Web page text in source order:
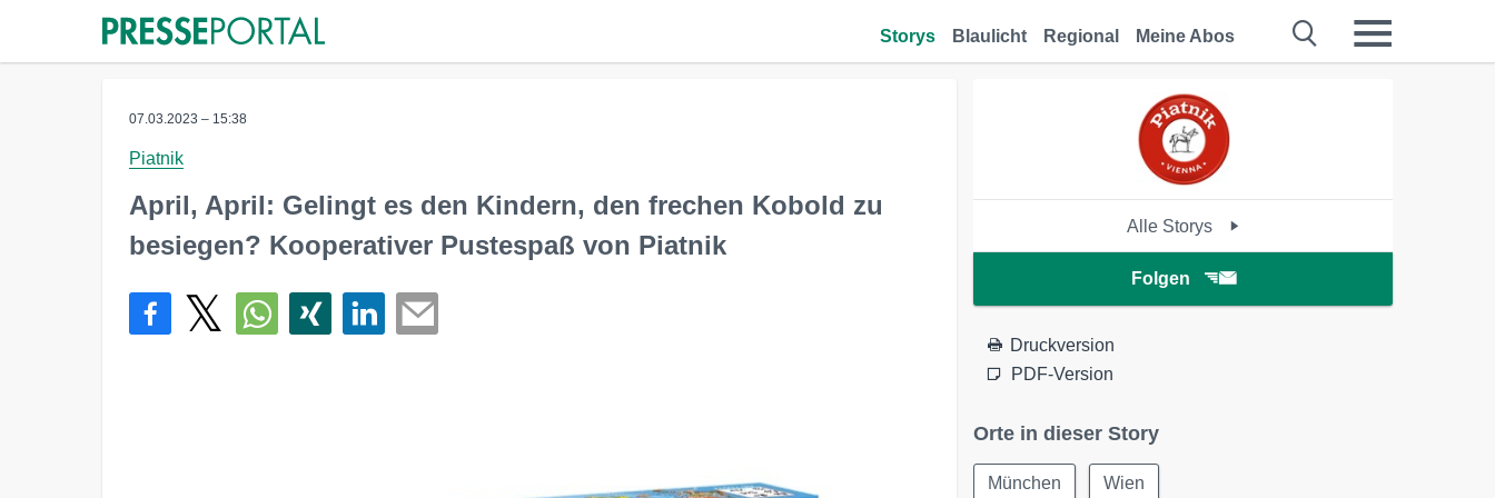
Storys Blaulicht Regional Meine Abos
07.03.2023 – 15:38
Piatnik
April, April: Gelingt es den Kindern, den frechen Kobold zu
besiegen? Kooperativer Pustespaß von Piatnik
Alle Storys
Folgen
Druckversion
PDF-Version
Orte in dieser Story
München Wien